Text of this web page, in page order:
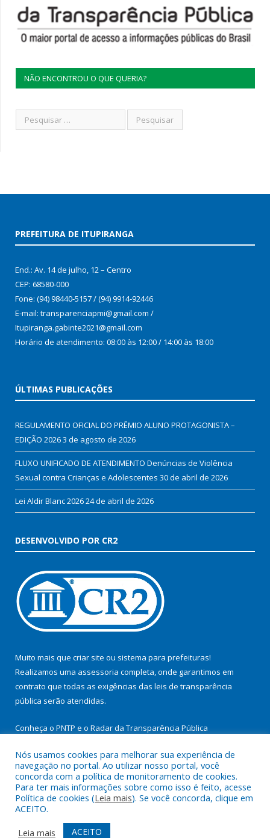
NÃO ENCONTROU O QUE QUERIA?
PREFEITURA DE ITUPIRANGA
End.: Av. 14 de julho, 12 – Centro
CEP: 68580-000
Fone: (94) 98440-5157 / (94) 9914-92446
E-mail: transparenciapmi@gmail.com /
Itupiranga.gabinte2021@gmail.com
Horário de atendimento: 08:00 às 12:00 / 14:00 às 18:00
ÚLTIMAS PUBLICAÇÕES
REGULAMENTO OFICIAL DO PRÊMIO ALUNO PROTAGONISTA –
EDIÇÃO 20263 de agosto de 2026
FLUXO UNIFICADO DE ATENDIMENTO Denúncias de Violência
Sexual contra Crianças e Adolescentes 30 de abril de 2026
Lei Aldir Blanc 202624 de abril de 2026
DESENVOLVIDO POR CR2
Muito mais que criar site ou sistema para prefeituras!
Realizamos uma assessoria completa, onde garantimos em
contrato que todas as exigências das leis de transparência
pública serão atendidas.
Conheça o PNTP e o Radar da Transparência Pública
Todos os direitos reservados a Prefeitura Municipal de
Itupiranga.
Mapa do Site
Acessar Área Administrativa
Nós usamos cookies para melhorar sua experiência de
navegação no portal. Ao utilizar nosso portal, você
concorda com a política de monitoramento de cookies.
Para ter mais informações sobre como isso é feito, acesse
Política de cookies (Leia mais). Se você concorda, clique em
ACEITO.
Leia mais
ACEITO